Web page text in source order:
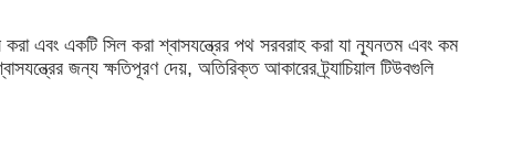
করা এবং একটি সিল করা শ্বাসযন্ত্রের পথ সরবরাহ করা যা ন্যূনতম এবং কম
জন্য ক্ষতিপূরণ দেয়, অতিরিক্ত আকারের ট্র্যাচিয়াল টিউবগুলি